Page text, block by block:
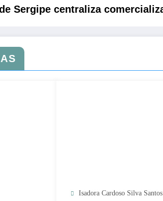
Sergipe centraliza
Isadora Cardoso Silva Santos